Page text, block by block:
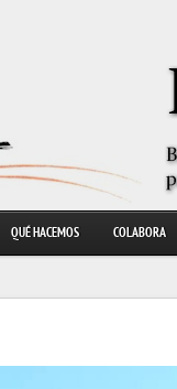
QUÉ HACEMOS COLABORA